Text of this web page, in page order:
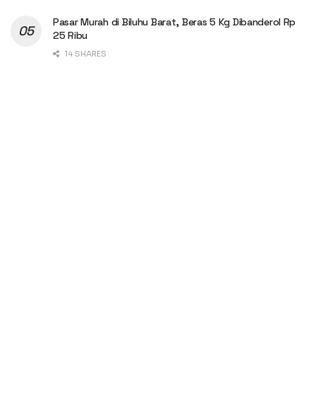
Pasar Murah di Biluhu Barat, Beras 5 Kg Dibanderol Rp
25 Ribu
14 SHARES